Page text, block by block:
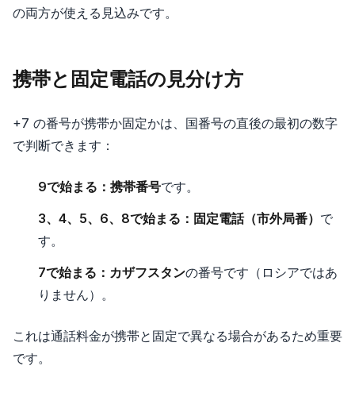
の両方が使える見込みです。
携帯と固定電話の見分け方
+7 の番号が携帯か固定かは、国番号の直後の最初の数字
で判断できます：
9で始まる： 携帯番号です。
3、4、5、6、8で始まる： 固定電話（市外局番） で
す。
7で始まる： カザフスタンの番号です（ロシアではあ
りません）。
これは通話料金が携帯と固定で異なる場合があるため重要
です。